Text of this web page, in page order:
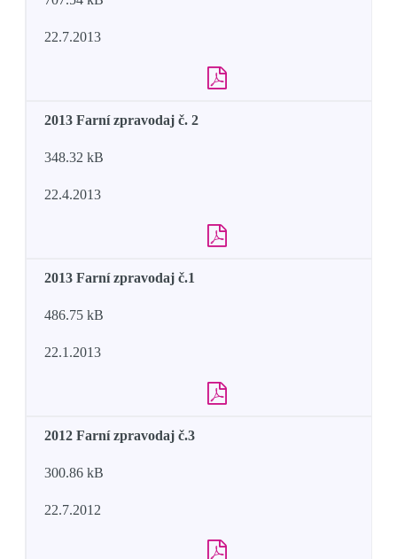
22.7.2013
2013 Farní zpravodaj č. 2
348.32 kB
22.4.2013
2013 Farní zpravodaj č.1
486.75 kB
22.1.2013
2012 Farní zpravodaj č.3
300.86 kB
22.7.2012